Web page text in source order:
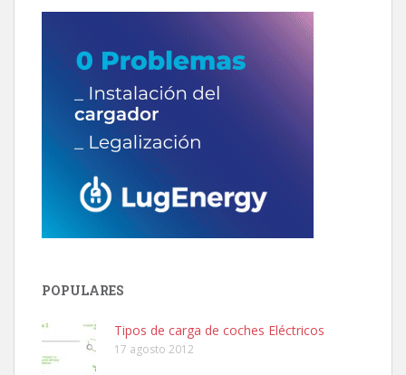
POPULARES
Tipos de carga de coches Eléctricos
17 agosto 2012